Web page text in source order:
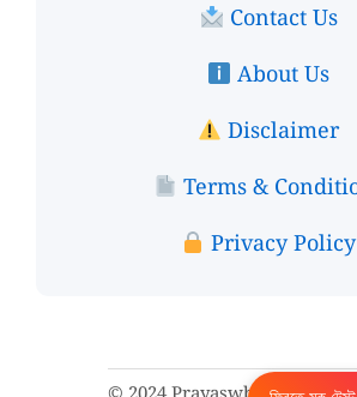
Contact Us
About Us
Disclaimer
Terms &
Privacy Policy